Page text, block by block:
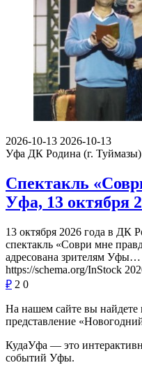
2026-10-13 2026-10-13
Уфа ДК Родина (г. Туймазы)
Спектакль
Уфа, 13 октября
13 октября 2026 года в ДК
спектакль «Соври мне
адресована зрителям Уфы…
https://schema.org/InStock
₽ 2 0
На нашем сайте вы
представление
КудаУфа — это
событий Уфы.